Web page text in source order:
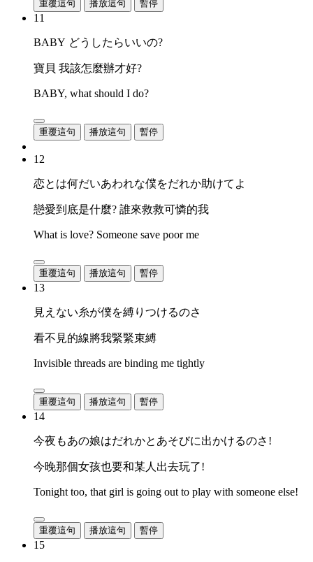
重覆這句 播放這句 暫停
11
BABY どうしたらいいの?
寶貝 我該怎麼辦才好?
BABY, what should I do?
重覆這句 播放這句 暫停
12
恋とは何だいあわれな僕をだれか助けてよ
戀愛到底是什麼? 誰來救救可憐的我
What is love? Someone save poor me
重覆這句 播放這句 暫停
13
見えない糸が僕を縛りつけるのさ
看不見的線將我緊緊束縛
Invisible threads are binding me tightly
重覆這句 播放這句 暫停
14
今夜もあの娘はだれかとあそびに出かけるのさ!
今晚那個女孩也要和某人出去玩了!
Tonight too, that girl is going out to play with someone else!
重覆這句 播放這句 暫停
15